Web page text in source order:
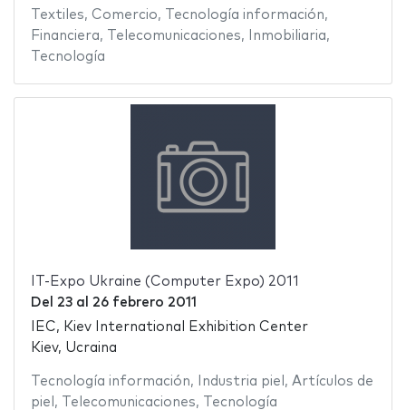
Textiles, Comercio, Tecnología información,
Financiera, Telecomunicaciones, Inmobiliaria,
Tecnología
IT-Expo Ukraine (Computer Expo) 2011
Del 23al 26 febrero 2011
IEC, Kiev International Exhibition Center
Kiev, Ucraina
Tecnología información, Industria piel , Artículos de
piel , Telecomunicaciones, Tecnología